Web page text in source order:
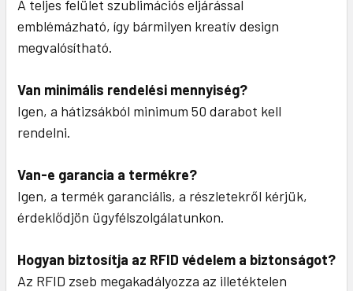
A teljes felület szublimációs eljárással
emblémázható, így bármilyen kreatív design
megvalósítható.
Van minimális rendelési mennyiség?
Igen, a hátizsákból minimum 50 darabot kell
rendelni.
Van-e garancia a termékre?
Igen, a termék garanciális, a részletekről kérjük,
érdeklődjön ügyfélszolgálatunkon.
Hogyan biztosítja az RFID védelem a biztonságot?
Az RFID zseb megakadályozza az illetéktelen